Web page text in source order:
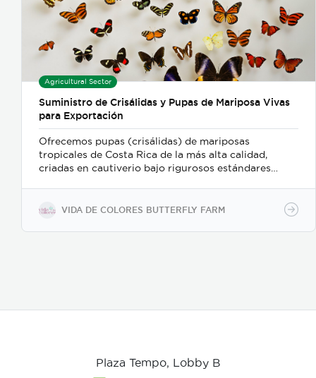
Agricultural Sector
Suministro de Crisálidas y Pupas de Mariposa Vivas
para Exportación
Ofrecemos pupas (crisálidas) de mariposas
tropicales de Costa Rica de la más alta calidad,
criadas en cautiverio bajo rigurosos estándares
de eclosión (emergencia), ofreciendo un producto
mariposarios y jardines botánicos internacionales.
VIDA DE COLORES BUTTERFLY FARM
Plaza Tempo, Lobby B